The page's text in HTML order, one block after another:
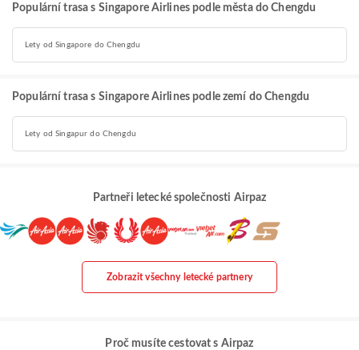
Populární trasa s Singapore Airlines podle města do Chengdu
Lety od Singapore do Chengdu
Populární trasa s Singapore Airlines podle zemí do Chengdu
Lety od Singapur do Chengdu
Partneři letecké společnosti Airpaz
Zobrazit všechny letecké partnery
Proč musíte cestovat s Airpaz